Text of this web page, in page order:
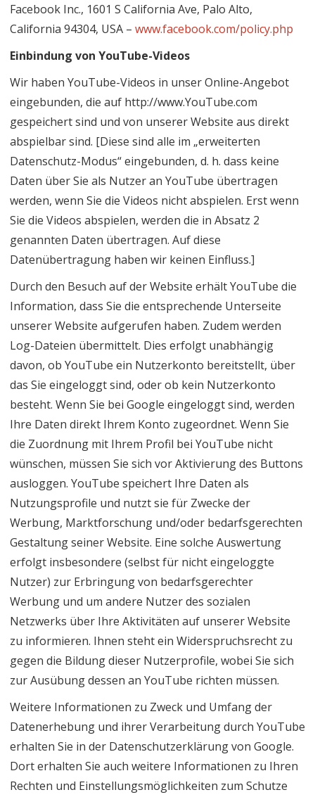
Facebook Inc., 1601 S California Ave, Palo Alto,
California 94304, USA – www.facebook.com/policy.php
Einbindung von YouTube-Videos
Wir haben YouTube-Videos in unser Online-Angebot
eingebunden, die auf http://www.YouTube.com
gespeichert sind und von unserer Website aus direkt
abspielbar sind. [Diese sind alle im „erweiterten
Datenschutz-Modus“ eingebunden, d. h. dass keine
Daten über Sie als Nutzer an YouTube übertragen
werden, wenn Sie die Videos nicht abspielen. Erst wenn
Sie die Videos abspielen, werden die in Absatz 2
genannten Daten übertragen. Auf diese
Datenübertragung haben wir keinen Einfluss.]
Durch den Besuch auf der Website erhält YouTube die
Information, dass Sie die entsprechende Unterseite
unserer Website aufgerufen haben. Zudem werden
Log-Dateien übermittelt. Dies erfolgt unabhängig
davon, ob YouTube ein Nutzerkonto bereitstellt, über
das Sie eingeloggt sind, oder ob kein Nutzerkonto
besteht. Wenn Sie bei Google eingeloggt sind, werden
Ihre Daten direkt Ihrem Konto zugeordnet. Wenn Sie
die Zuordnung mit Ihrem Profil bei YouTube nicht
wünschen, müssen Sie sich vor Aktivierung des Buttons
ausloggen. YouTube speichert Ihre Daten als
Nutzungsprofile und nutzt sie für Zwecke der
Werbung, Marktforschung und/oder bedarfsgerechten
Gestaltung seiner Website. Eine solche Auswertung
erfolgt insbesondere (selbst für nicht eingeloggte
Nutzer) zur Erbringung von bedarfsgerechter
Werbung und um andere Nutzer des sozialen
Netzwerks über Ihre Aktivitäten auf unserer Website
zu informieren. Ihnen steht ein Widerspruchsrecht zu
gegen die Bildung dieser Nutzerprofile, wobei Sie sich
zur Ausübung dessen an YouTube richten müssen.
Weitere Informationen zu Zweck und Umfang der
Datenerhebung und ihrer Verarbeitung durch YouTube
erhalten Sie in der Datenschutzerklärung von Google.
Dort erhalten Sie auch weitere Informationen zu Ihren
Rechten und Einstellungsmöglichkeiten zum Schutze